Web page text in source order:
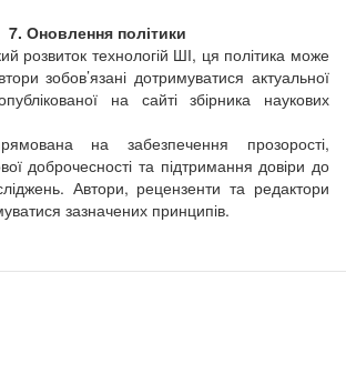
7. Оновлення політики
розвиток технологій ШІ, ця політика може
зобов’язані дотримуватися актуальної
на сайтізбірника наукових
на забезпечення прозорості,
доброчесності та підтримання довіри до
Автори, рецензенти та редактори
зазначених принципів.